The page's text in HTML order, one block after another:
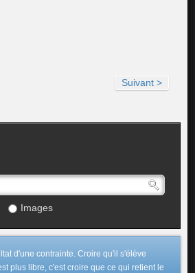
Suivant >
Images
d'une contrainte. Croire qu'il s'élève
plus libre, c'est croire que ce qui retient le